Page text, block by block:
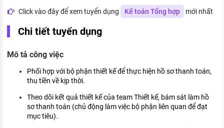
Danh sách nhà tuyển dụng
Nhà tuyển dụng hàng đầu
Mẫu CV hiện đại
Thuế thu nhập
Hồ sơ biểu mẫu
Chính sách lao động
KHÁM PHÁ NGHỀ NGHIỆP
Tử vi nghề nghiệp
Kỹ năng nghề nghiệp
Click vào đây để xem tuyển dụng Kế toán Tổng hợp mới nhất
Chi tiết tuyển dụng
Mô tả công việc
Phối hợp với bộ phận thiết kế để thực hiện hồ sơ thanh toán,
thu tiền về kịp thời.
Theo dõi kết quả thiết kế của team Thiết kế, bám sát làm hồ
sơ thanh toán (chủ động làm việc bộ phận liên quan để đạt
mục tiêu).